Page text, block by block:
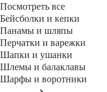
Посмотреть все
Бейсболки и кепки
Панамы и шляпы
Перчатки и варежки
Шапки и ушанки
Шлемы и балаклавы
Шарфы и воротники